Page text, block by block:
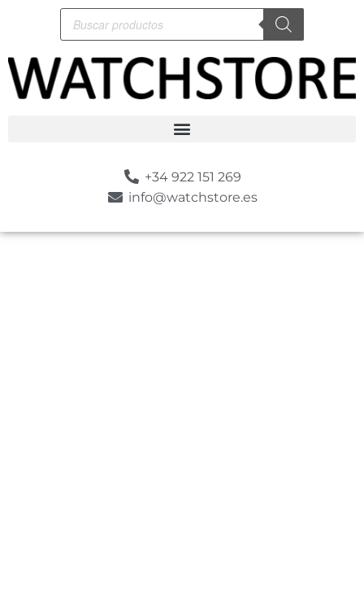
+34 922 151 269
info@watchstore.es